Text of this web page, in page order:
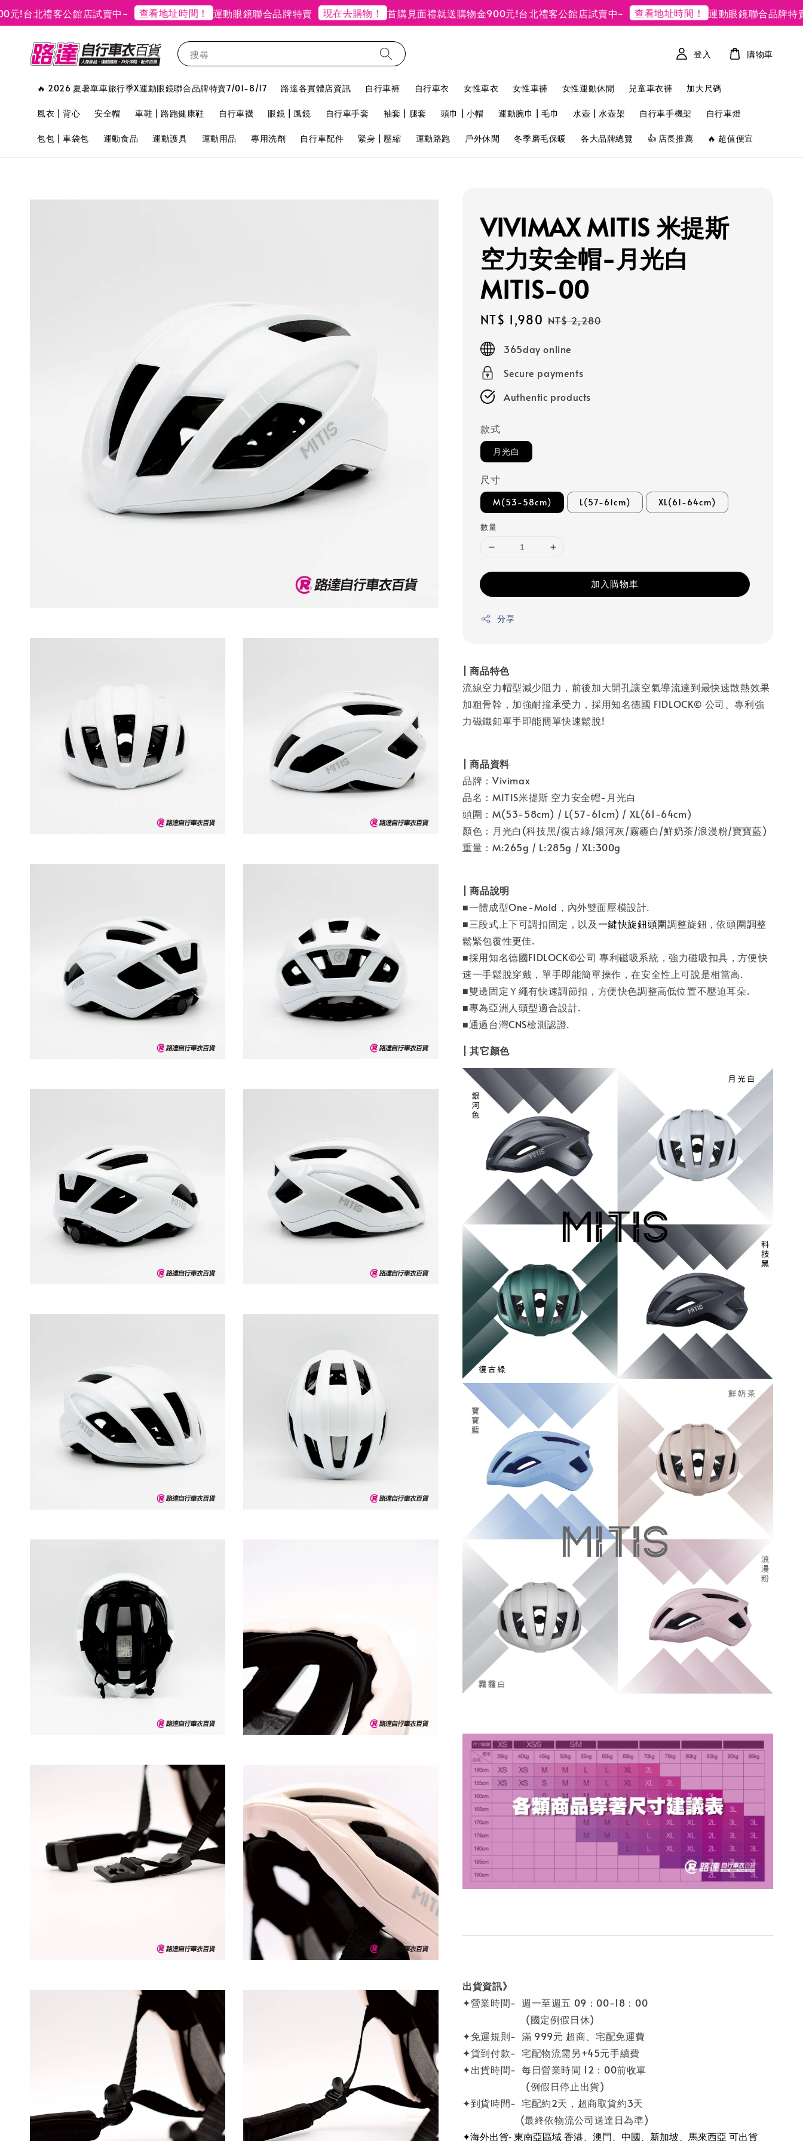
北禮客公館店試賣中~ 查看地址時間！ 運動眼鏡聯合品牌特賣 現在去購物！ 首購見面禮就送購物金900元!台北禮客公館店試賣中~ 查看地址時間！ 運動眼鏡聯合品牌特賣
搜尋
🔥 2026 夏暑單車旅行季X運動眼鏡聯合品牌特賣7/01-8/17 路達各實體店資訊 自行車褲 自行車衣 女性車衣 女性車褲 女性運動休閒 兒童車衣褲 加大尺碼
風衣 | 背心 安全帽 車鞋 | 路跑健康鞋 自行車襪 眼鏡 | 風鏡 自行車手套 袖套 | 腿套 頭巾 | 小帽 運動腕巾 | 毛巾 水壺 | 水壺架 自行車手機架 自行車燈
包包 | 車袋包 運動食品 運動護具 運動用品 專用洗劑 自行車配件 緊身 | 壓縮 運動路跑 戶外休閒 冬季磨毛保暖 各大品牌總覽 👍 店長推薦 🔥 超值便宜
登入 購物車
VIVIMAX MITIS 米提斯
空力安全帽-月光白
MITIS-00
Sale
price
NT$ 1,980 Regular
NT$ 2,280
365day online
Secure payments
Authentic products
款式
月光白
尺寸
M(53-58cm) L(57-61cm) XL(61-64cm)
數量
加入購物車
分享
| 商品特色
流線空力帽型減少阻力，前後加大開孔讓空氣導流達到最快速散熱效果
加粗骨幹，加強耐撞承受力，採用知名德國 FIDLOCK© 公司、專利強
力磁鐵釦單手即能簡單快速鬆脫!
| 商品資料
品牌：Vivimax
品名：MITIS米提斯 空力安全帽-月光白
頭圍：M(53-58cm) / L(57-61cm) / XL(61-64cm)
顏色：月光白(科技黑/復古綠/銀河灰/霧霾白/鮮奶茶/浪漫粉/寶寶藍)
重量：M:265g / L:285g / XL:300g
| 商品說明
■一體成型One-Mold，內外雙面壓模設計.
■三段式上下可調扣固定，以及一鍵快旋鈕頭圍調整旋鈕，依頭圍調整
鬆緊包覆性更佳.
■採用知名德國FIDLOCK©公司 專利磁吸系統，強力磁吸扣具，方便快
速一手鬆脫穿戴，單手即能簡單操作，在安全性上可說是相當高.
■雙邊固定Ｙ繩有快速調節扣，方便快色調整高低位置不壓迫耳朵.
■專為亞洲人頭型適合設計.
■通過台灣CNS檢測認證.
| 其它顏色
出貨資訊》
✦營業時間- 週一至週五 09：00-18：00
(國定例假日休)
✦免運規則- 滿 999元 超商、宅配免運費
✦貨到付款- 宅配物流需另+45元手續費
✦出貨時間- 每日營業時間 12：00前收單
(例假日停止出貨)
✦到貨時間- 宅配約2天，超商取貨約3天
(最終依物流公司送達日為準)
✦海外出貨- 東南亞區域 香港、澳門、中國、新加坡、馬來西亞 可出貨